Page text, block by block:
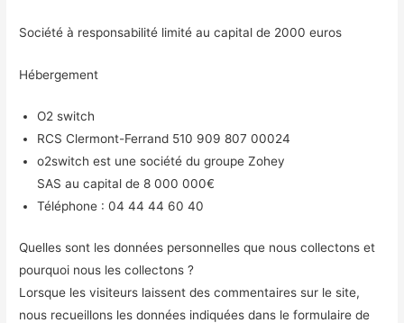
Société à responsabilité limité au capital de 2000 euros
Hébergement
O2 switch
RCS Clermont-Ferrand 510 909 807 00024
o2switch est une société du groupe Zohey
SAS au capital de 8 000 000€
Téléphone : 04 44 44 60 40
Quelles sont les données personnelles que nous collectons et
pourquoi nous les collectons ?
Lorsque les visiteurs laissent des commentaires sur le site,
nous recueillons les données indiquées dans le formulaire de